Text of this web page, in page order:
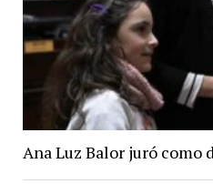
Ana Luz Balor juró como